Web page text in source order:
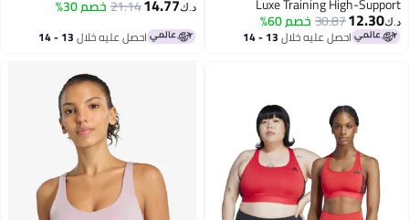
Luxe Training High-Support
د.ك‏12.30
30.87خصم 60%
احصل عليه خلال 13 - 14
د.ك‏14.77
21.14خصم 30%
احصل عليه خلال 13 - 14